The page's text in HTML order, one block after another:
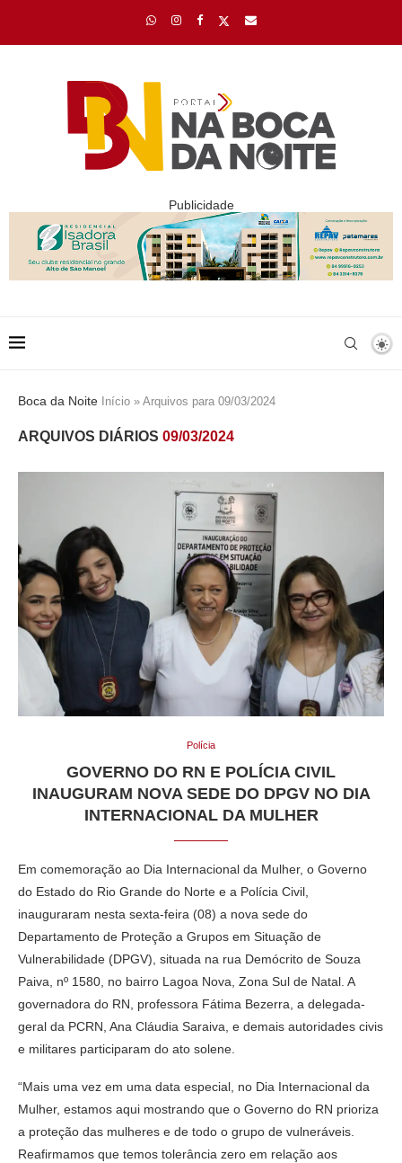
Publicidade
Boca da Noite Início » Arquivos para 09/03/2024
ARQUIVOS DIÁRIOS 09/03/2024
Polícia
GOVERNO DO RN E POLÍCIA CIVIL
INAUGURAM NOVA SEDE DO DPGV NO DIA
INTERNACIONAL DA MULHER
Em comemoração ao Dia Internacional da Mulher, o Governo
do Estado do Rio Grande do Norte e a Polícia Civil,
inauguraram nesta sexta-feira (08) a nova sede do
Departamento de Proteção a Grupos em Situação de
Vulnerabilidade (DPGV), situada na rua Demócrito de Souza
Paiva, nº 1580, no bairro Lagoa Nova, Zona Sul de Natal. A
governadora do RN, professora Fátima Bezerra, a delegada-
geral da PCRN, Ana Cláudia Saraiva, e demais autoridades civis
e militares participaram do ato solene.
“Mais uma vez em uma data especial, no Dia Internacional da
Mulher, estamos aqui mostrando que o Governo do RN prioriza
a proteção das mulheres e de todo o grupo de vulneráveis.
Reafirmamos que temos tolerância zero em relação aos